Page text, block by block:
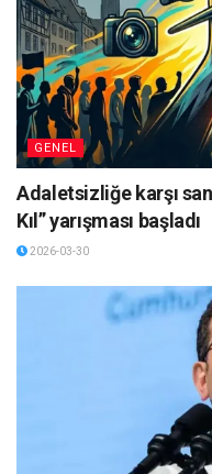
GENEL
Adaletsizliğe karşı
Kıl” yarışması başladı
2026-03-30